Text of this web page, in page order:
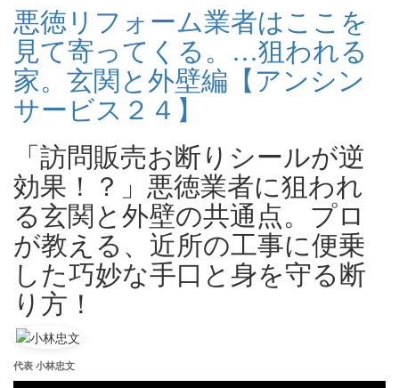
悪徳リフォーム業者はここを
見て寄ってくる。…狙われる
家。玄関と外壁編【アンシン
サービス２４】
「訪問販売お断りシールが逆
効果！？」悪徳業者に狙われ
る玄関と外壁の共通点。プロ
が教える、近所の工事に便乗
した巧妙な手口と身を守る断
り方！
代表 小林忠文